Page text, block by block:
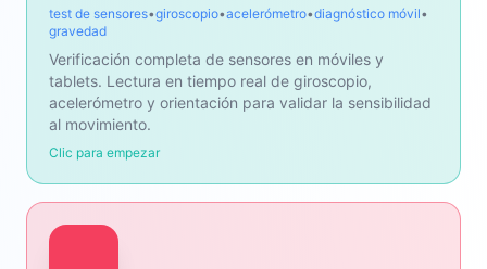
test de sensores•giroscopio•acelerómetro•diagnóstico móvil•
gravedad
Verificación completa de sensores en móviles y
tablets. Lectura en tiempo real de giroscopio,
acelerómetro y orientación para validar la sensibilidad
al movimiento.
Clic para empezar